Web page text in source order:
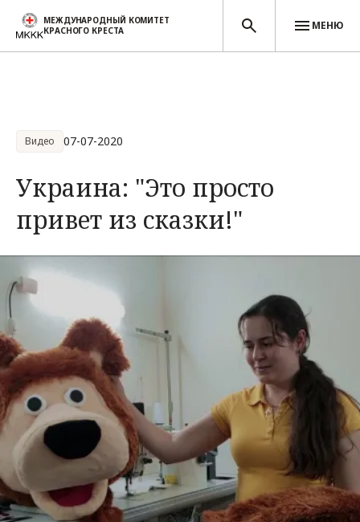
МЕЖДУНАРОДНЫЙ КОМИТЕТ
КРАСНОГО КРЕСТА
МЕНЮ
Видео 07-07-2020
Украина: "Это просто
привет из сказки!"